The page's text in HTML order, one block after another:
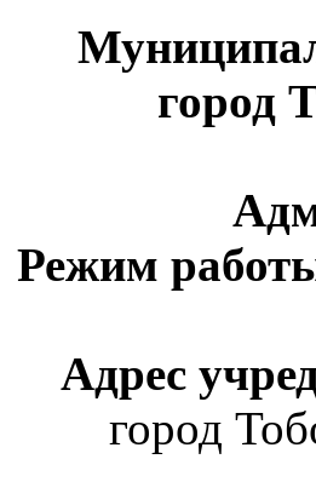
город
Режим
Адрес
город